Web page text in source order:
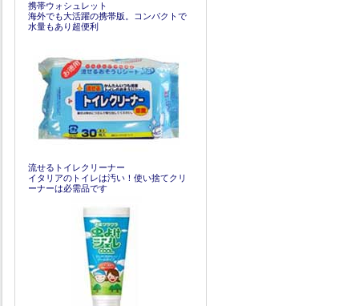
携帯ウォシュレット
海外でも大活躍の携帯版。コンパクトで
水量もあり超便利
流せるトイレクリーナー
イタリアのトイレは汚い！使い捨てクリ
ーナーは必需品です